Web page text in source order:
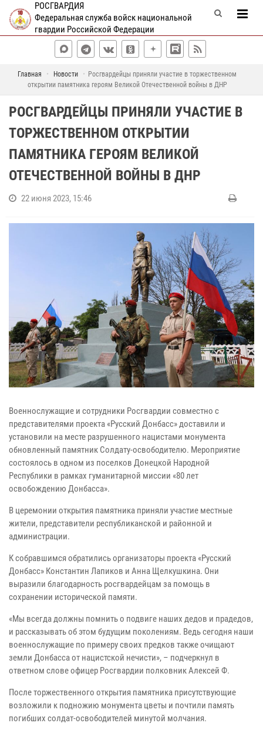
РОСГВАРДИЯ
Федеральная служба войск национальной
гвардии Российской Федерации
Главная Новости
Росгвардейцы приняли участие в торжественном
открытии памятника героям Великой Отечественной войны в ДНР
РОСГВАРДЕЙЦЫ ПРИНЯЛИ УЧАСТИЕ В
ТОРЖЕСТВЕННОМ ОТКРЫТИИ
ПАМЯТНИКА ГЕРОЯМ ВЕЛИКОЙ
ОТЕЧЕСТВЕННОЙ ВОЙНЫ В ДНР
22 июня 2023, 15:46
Военнослужащие и сотрудники Росгвардии совместно с
представителями проекта «Русский Донбасс» доставили и
установили на месте разрушенного нацистами монумента
обновленный памятник Солдату-освободителю. Мероприятие
состоялось в одном из поселков Донецкой Народной
Республики в рамках гуманитарной миссии «80 лет
освобождению Донбасса».
В церемонии открытия памятника приняли участие местные
жители, представители республиканской и районной и
администрации.
К собравшимся обратились организаторы проекта «Русский
Донбасс» Константин Лапиков и Анна Щелкушкина. Они
выразили благодарность росгвардейцам за помощь в
сохранении исторической памяти.
«Мы всегда должны помнить о подвиге наших дедов и прадедов,
и рассказывать об этом будущим поколениям. Ведь сегодня наши
военнослужащие по примеру своих предков также очищают
земли Донбасса от нацистской нечисти», – подчеркнул в
ответном слове офицер Росгвардии полковник Алексей Ф.
После торжественного открытия памятника присутствующие
возложили к подножию монумента цветы и почтили память
погибших солдат-освободителей минутой молчания.